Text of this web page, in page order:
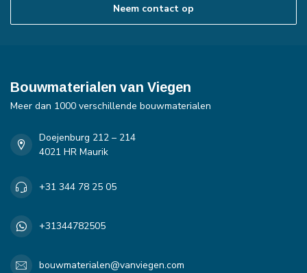
Neem contact op
Bouwmaterialen van Viegen
Meer dan 1000 verschillende bouwmaterialen
Doejenburg 212 – 214
4021 HR Maurik
+31 344 78 25 05
+31344782505
bouwmaterialen@vanviegen.com